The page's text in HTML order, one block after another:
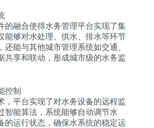
的融合使得水务管理平台实现了集
能够对水处理、供水、排水等环节
还能与其他城市管理系统如交通、
共享和联动，形成城市级的水务监
控制
，平台实现了对水务设备的远程监
智能算法，系统能够自动调节水
的运行状态，确保水系统的稳定运